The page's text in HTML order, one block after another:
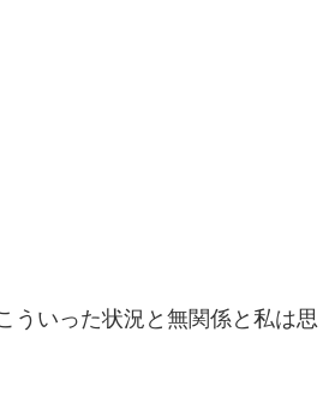
ういった状況と無関係と私は思